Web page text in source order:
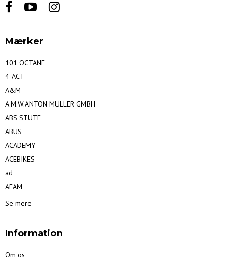
Mærker
101 OCTANE
4-ACT
A&M
A.M.W.ANTON MULLER GMBH
ABS STUTE
ABUS
ACADEMY
ACEBIKES
ad
AFAM
Se mere
Information
Om os